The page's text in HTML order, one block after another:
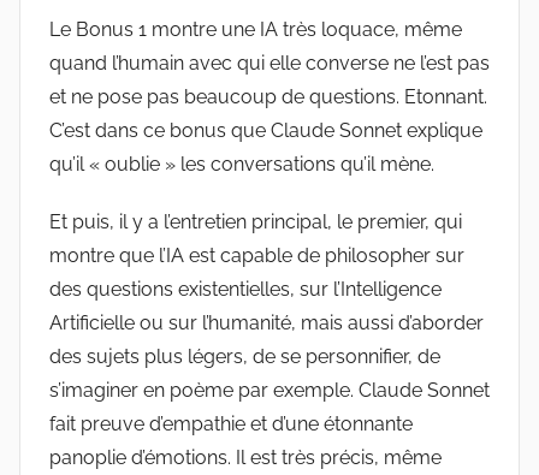
Le Bonus 1 montre une IA très loquace, même
quand l’humain avec qui elle converse ne l’est pas
et ne pose pas beaucoup de questions. Etonnant.
C’est dans ce bonus que Claude Sonnet explique
qu’il « oublie » les conversations qu’il mène.
Et puis, il y a l’entretien principal, le premier, qui
montre que l’IA est capable de philosopher sur
des questions existentielles, sur l’Intelligence
Artificielle ou sur l’humanité, mais aussi d’aborder
des sujets plus légers, de se personnifier, de
s’imaginer en poème par exemple. Claude Sonnet
fait preuve d’empathie et d’une étonnante
panoplie d’émotions. Il est très précis, même